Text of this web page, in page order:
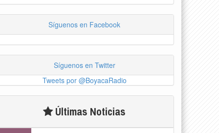
Síguenos en Facebook
Síguenos en Twitter
Tweets por @BoyacaRadio
Últimas Noticias